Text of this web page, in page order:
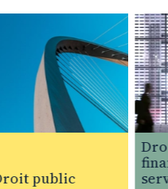
public